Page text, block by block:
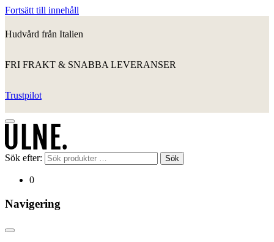
Fortsätt till innehåll
Hudvård från Italien
FRI FRAKT & SNABBA LEVERANSER
Trustpilot
Sök efter: Sök
0
Navigering